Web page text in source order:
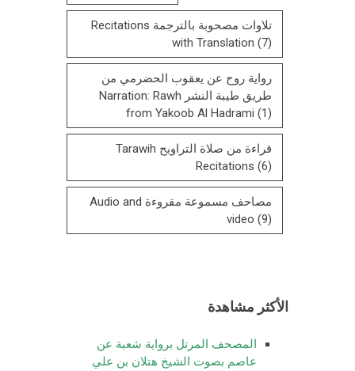
تلاوات مصحوبة بالترجمة Recitations
with Translation (7)
رواية روح عن يعقوب الحضرمي من
طريق طيبة النشر Narration: Rawh
from Yakoob Al Hadrami (1)
قراءة من صلاة التراويح Tarawih
Recitations (6)
مصاحف مسموعة مقروءة Audio and
video (9)
الأكثر مشاهدة
المصحف المرتل برواية شعبة عن
عاصم بصوت الشيخ هتلان بن علي